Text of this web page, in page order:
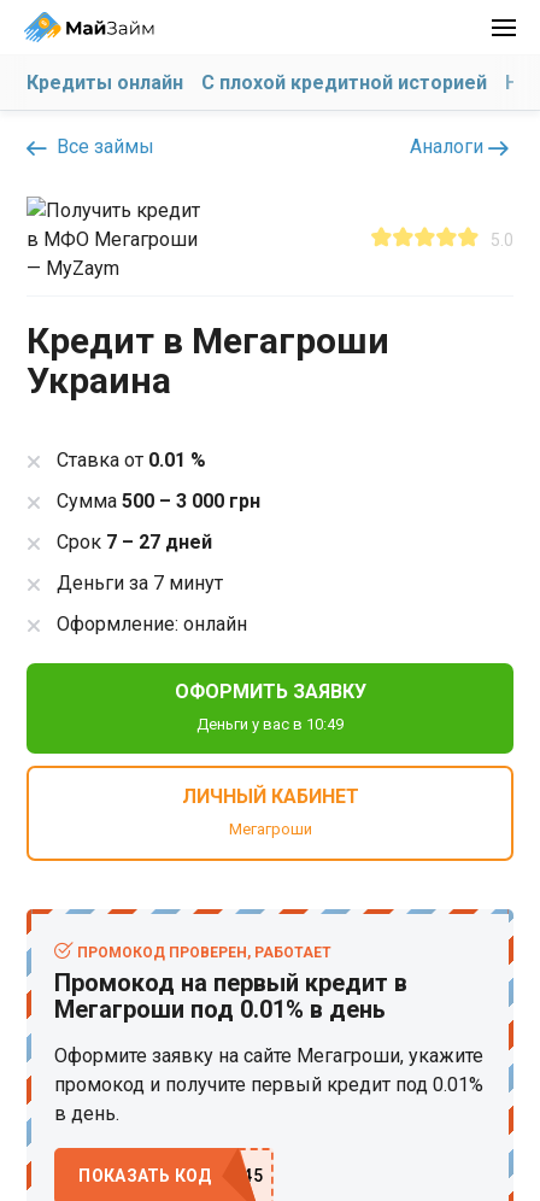
Кредиты онлайн С плохой кредитной историей На
Все займы Аналоги
5.0
Кредит в Мегагроши
Украина
Ставка от 0.01 %
Сумма500 – 3 000 грн
Срок 7 – 27 дней
Деньги за 7 минут
Оформление: онлайн
ОФОРМИТЬ ЗАЯВКУ
Деньги у вас в 10:49
ЛИЧНЫЙ КАБИНЕТ
Мегагроши
ПРОМОКОД ПРОВЕРЕН, РАБОТАЕТ
Промокод на первый кредит в
Мегагроши под 0.01% в день
Оформите заявку на сайте Мегагроши, укажите
промокод и получите первый кредит под 0.01%
в день.
ПОКАЗАТЬ КОД